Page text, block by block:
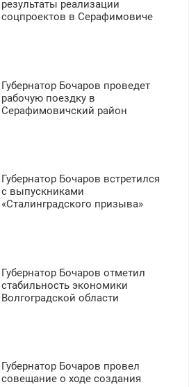
результаты реализации
соцпроектов в Серафимовиче
Губернатор Бочаров проведет
рабочую поездку в
Серафимовичский район
Губернатор Бочаров встретился
с выпускниками
«Сталинградского призыва»
Губернатор Бочаров отметил
стабильность экономики
Волгоградской области
Губернатор Бочаров провел
совещание о ходе создания